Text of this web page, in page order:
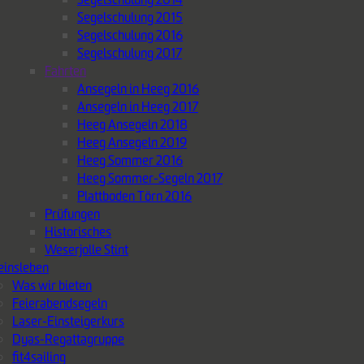
Segelschulung 2015
Segelschulung 2016
Segelschulung 2017
Fahrten
Ansegeln in Heeg 2016
Ansegeln in Heeg 2017
Heeg Ansegeln 2018
Heeg Ansegeln 2019
Heeg Sommer 2016
Heeg Sommer-Segeln 2017
Plattboden Törn 2016
Prüfungen
Historisches
Weserjolle Stint
Was wir bieten
Feierabendsegeln
Laser-Einsteigerkurs
Dyas-Regattagruppe
fit4sailing